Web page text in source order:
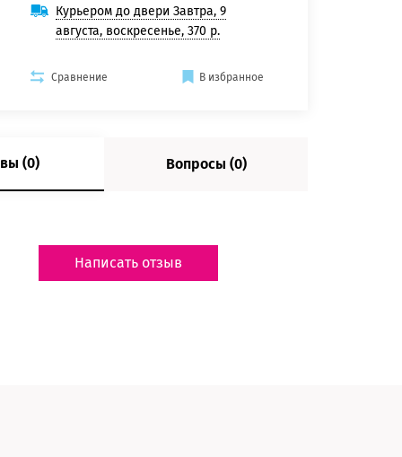
Курьером до двери Завтра, 9
августа, воскресенье, 370 р.
Сравнение В избранное
(0) Вопросы (0)
Написать отзыв